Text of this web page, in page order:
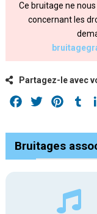
Ce bruitage ne
concernant les
Partagez-le avec
Facebook
Twitter
Bruitages